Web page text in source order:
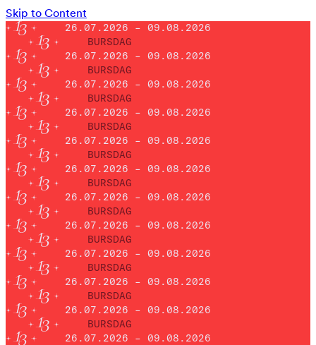
Skip to Content
26.07.2026 – 09.08.2026
BURSDAG
26.07.2026 – 09.08.2026
BURSDAG
26.07.2026 – 09.08.2026
BURSDAG
26.07.2026 – 09.08.2026
BURSDAG
26.07.2026 – 09.08.2026
BURSDAG
26.07.2026 – 09.08.2026
BURSDAG
26.07.2026 – 09.08.2026
BURSDAG
26.07.2026 – 09.08.2026
BURSDAG
26.07.2026 – 09.08.2026
BURSDAG
26.07.2026 – 09.08.2026
BURSDAG
26.07.2026 – 09.08.2026
BURSDAG
26.07.2026 – 09.08.2026